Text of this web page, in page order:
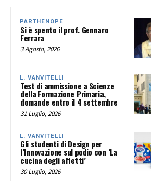
PARTHENOPE
Si è spento il prof. Gennaro
Ferrara
3 Agosto, 2026
L. VANVITELLI
Test di ammissione a Scienze
della Formazione Primaria,
domande entro il 4 settembre
31 Luglio, 2026
L. VANVITELLI
Gli studenti di Design per
l’Innovazione sul podio con ‘La
cucina degli affetti’
30 Luglio, 2026